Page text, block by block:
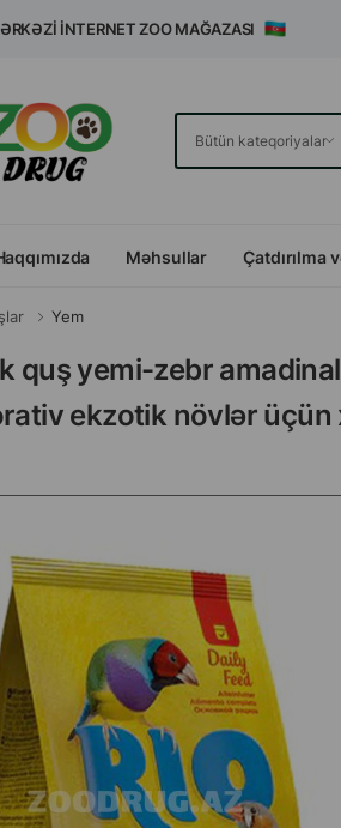
İNTERNET ZOO MAĞAZASI
Məhsullar Çatdırılma
Yem
quş yemi-zebr
ekzotik növlər üçün